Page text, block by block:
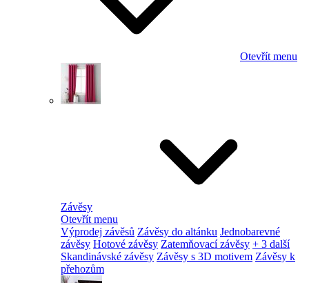
Otevřít menu
Závěsy
Otevřít menu
Výprodej závěsů Závěsy do altánku Jednobarevné
závěsy Hotové závěsy Zatemňovací závěsy + 3 další
Skandinávské závěsy Závěsy s 3D motivem Závěsy k
přehozům